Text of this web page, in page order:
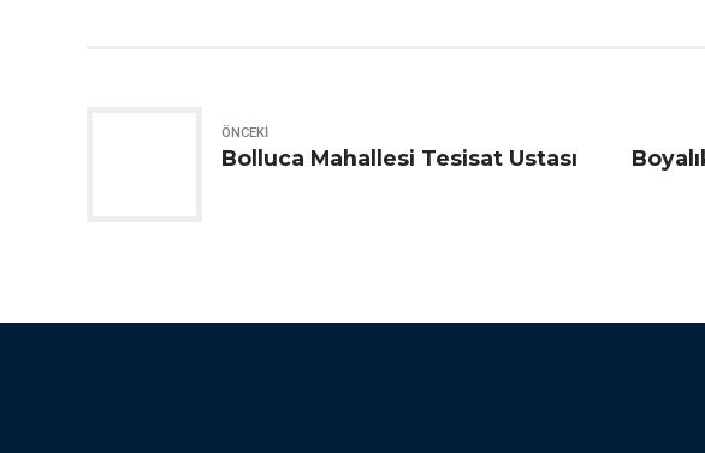
ÖNCEKI
Bolluca Mahallesi Tesisat Ustası